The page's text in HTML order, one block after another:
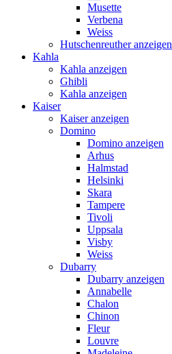
Musette
Verbena
Weiss
Hutschenreuther anzeigen
Kahla
Kahla anzeigen
Ghibli
Kahla anzeigen
Kaiser
Kaiser anzeigen
Domino
Domino anzeigen
Arhus
Halmstad
Helsinki
Skara
Tampere
Tivoli
Uppsala
Visby
Weiss
Dubarry
Dubarry anzeigen
Annabelle
Chalon
Chinon
Fleur
Louvre